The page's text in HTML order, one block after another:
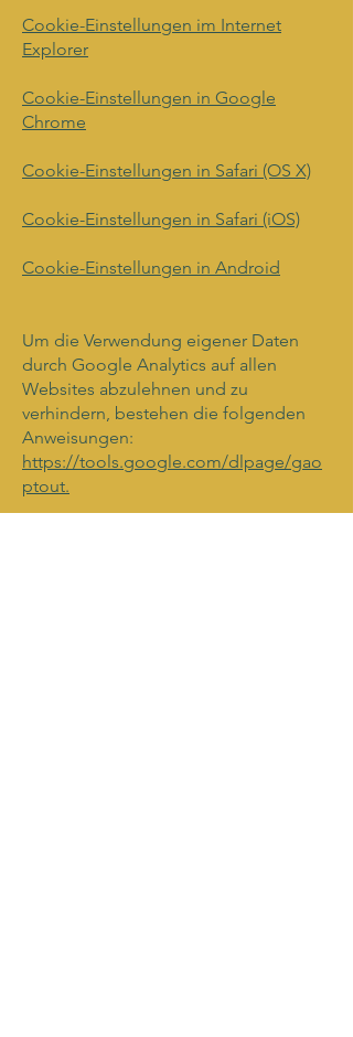
Cookie-Einstellungen im Internet
Explorer
Cookie-Einstellungen in Google
Chrome
Cookie-Einstellungen in Safari (OS X)
Cookie-Einstellungen in Safari (iOS)
Cookie-Einstellungen in Android
Um die Verwendung eigener Daten
durch Google Analytics auf allen
Websites abzulehnen und zu
verhindern, bestehen die folgenden
Anweisungen:
https://tools.google.com/dlpage/gao
ptout.